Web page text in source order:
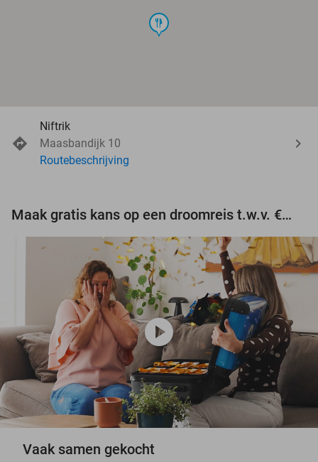
food
Niftrik
Maasbandijk 10
Routebeschrijving
Maak gratis kans op een droomreis t.w.v. €3.000!
play_circle
Vaak samen gekocht